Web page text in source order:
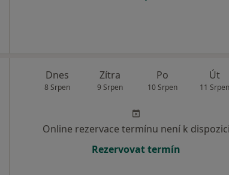
Dnes
8 Srpen
Zítra
9 Srpen
Po
10 Srpen
Út
11 Srpen
Online rezervace termínu není k dispozici
Rezervovat termín